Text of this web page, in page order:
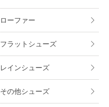
ローファー
フラットシューズ
レインシューズ
その他シューズ